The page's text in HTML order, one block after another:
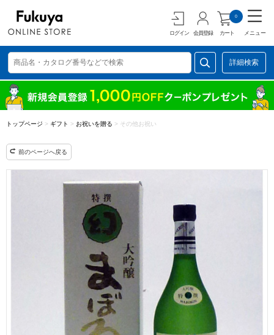
ログイン 会員登録 カート
0
メニュー
詳細検索
トップページ > ギフト > お祝いを贈る > その他お祝い
前のページへ戻る